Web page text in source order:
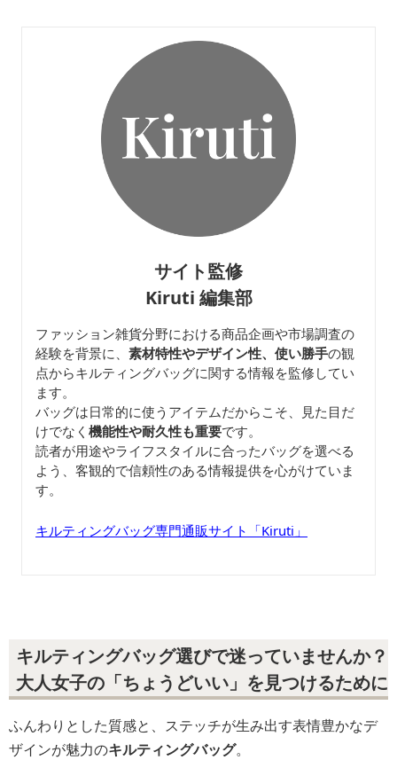
サイト監修
Kiruti 編集部
ファッション雑貨分野における商品企画や市場調査の
経験を背景に、 素材特性やデザイン性、使い勝手の観
点からキルティングバッグに関する情報を監修してい
ます。
バッグは日常的に使うアイテムだからこそ、見た目だ
けでなく 機能性や耐久性も重要です。
読者が用途やライフスタイルに合ったバッグを選べる
よう、客観的で信頼性のある情報提供を心がけていま
す。
キルティングバッグ専門通販サイト「Kiruti」
キルティングバッグ選びで迷っていませんか？
大人女子の「ちょうどいい」を見つけるために
ふんわりとした質感と、ステッチが生み出す表情豊かなデ
ザインが魅力のキルティングバッグ。